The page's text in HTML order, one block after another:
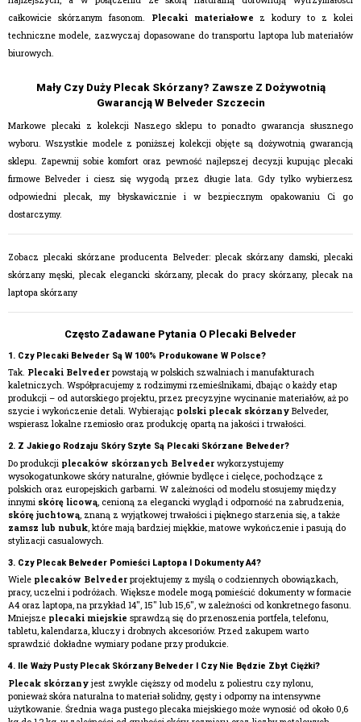
całkowicie skórzanym fasonom. Plecaki materiałowe z kodury to z kolei
techniczne modele, zazwyczaj dopasowane do transportu laptopa lub materiałów
biurowych.
Mały Czy Duży Plecak Skórzany? Zawsze Z Dożywotnią
Gwarancją W Belveder Szczecin
Markowe plecaki z kolekcji Naszego sklepu to ponadto gwarancja słusznego
wyboru. Wszystkie modele z poniższej kolekcji objęte są dożywotnią gwarancją
sklepu. Zapewnij sobie komfort oraz pewność najlepszej decyzji kupując plecaki
firmowe Belveder i ciesz się wygodą przez długie lata. Gdy tylko wybierzesz
odpowiedni plecak, my błyskawicznie i w bezpiecznym opakowaniu Ci go
dostarczymy.
Zobacz plecaki skórzane producenta Belveder: plecak skórzany damski
plecaki
skórzany męski
plecak elegancki skórzany,plecak do pracy skórzany, plecak na
laptopa skórzany
Często Zadawane Pytania O Plecaki Belveder
1. Czy Plecaki Belveder Są W 100% Produkowane W Polsce?
Tak. Plecaki Belveder powstają w polskich szwalniach i manufakturach
kaletniczych. Współpracujemy z rodzimymi rzemieślnikami, dbając o każdy etap
produkcji – od autorskiego projektu, przez precyzyjne wycinanie materiałów, aż po
szycie i wykończenie detali. Wybierając polski plecak skórzany Belveder,
wspierasz lokalne rzemiosło oraz produkcję opartą na jakości i trwałości.
2. Z Jakiego Rodzaju Skóry Szyte Są Plecaki Skórzane Belveder?
Do produkcji plecaków skórzanych Belveder wykorzystujemy
wysokogatunkowe skóry naturalne, głównie bydlęce i cielęce, pochodzące z
polskich oraz europejskich garbarni. W zależności od modelu stosujemy między
innymi skórę licową , cenioną za elegancki wygląd i odporność na zabrudzenia,
skórę juchtową , znaną z wyjątkowej trwałości i pięknego starzenia się, a także
zamsz lub nubuk , które mają bardziej miękkie, matowe wykończenie i pasują do
stylizacji casualowych.
3. Czy Plecak Belveder Pomieści Laptopa I Dokumenty A4?
Wiele plecaków Belveder projektujemy z myślą o codziennych obowiązkach,
pracy, uczelni i podróżach. Większe modele mogą pomieścić dokumenty w formacie
A4 oraz laptopa, na przykład 14", 15" lub 15,6", w zależności od konkretnego fasonu.
Mniejsze plecaki miejskie sprawdzą się do przenoszenia portfela, telefonu,
tabletu, kalendarza, kluczy i drobnych akcesoriów. Przed zakupem warto
sprawdzić dokładne wymiary podane przy produkcie.
4. Ile Waży Pusty Plecak Skórzany Belveder I Czy Nie Będzie Zbyt Ciężki?
Plecak skórzany jest zwykle cięższy od modelu z poliestru czy nylonu,
ponieważ skóra naturalna to materiał solidny, gęsty i odporny na intensywne
użytkowanie. Średnia waga pustego plecaka miejskiego może wynosić od około 0,6